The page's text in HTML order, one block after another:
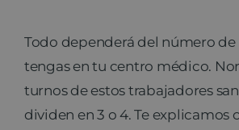
Todo dependerá del número
tengas en tu centro médico.
turnos de estos trabajadores
dividen en 3 o 4. Te explicamos